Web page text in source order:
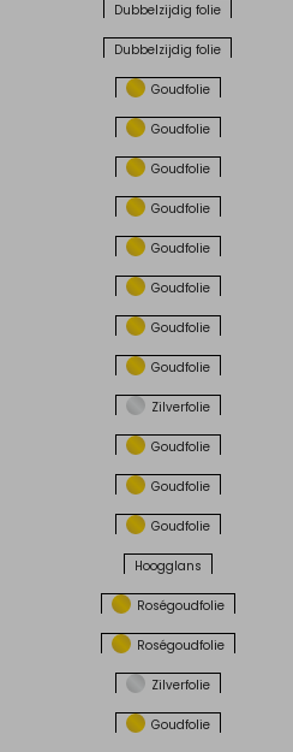
Dubbelzijdig folie
Dubbelzijdig folie
Goudfolie
Goudfolie
Goudfolie
Goudfolie
Goudfolie
Goudfolie
Goudfolie
Goudfolie
Zilverfolie
Goudfolie
Goudfolie
Goudfolie
Hoogglans
Roségoudfolie
Roségoudfolie
Zilverfolie
Goudfolie